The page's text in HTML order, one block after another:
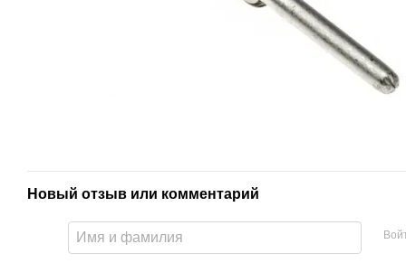
Новый отзыв или комментарий